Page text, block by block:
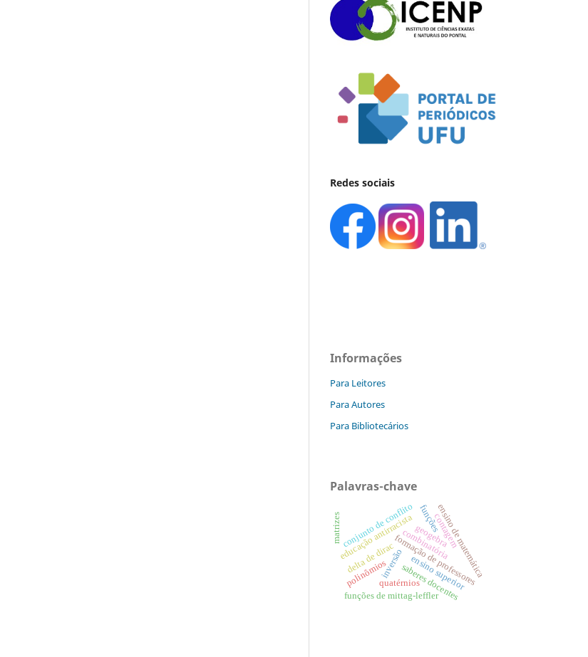
Redes sociais
Informações
Para Leitores
Para Autores
Para Bibliotecários
Palavras-chave
formação de professores
educação antirracista ensino de matemática
saberes docentes
funções de mittag-leffler
quatérnios
inversão
conjunto de conflito
delta de diraccombinatória
matrizes contagem
geogebra
ensino superior
funções
polinômios